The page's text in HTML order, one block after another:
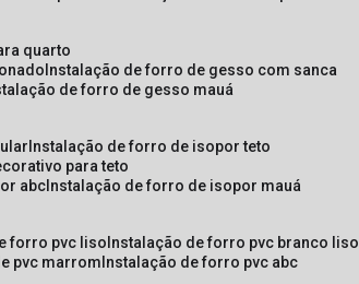
quarto
instalação de forro de gesso com sanca
de forro de gesso mauá
instalação de forro de isopor teto
para teto
abc instalação de forro de isopor mauá
forro pvc liso instalação de forro pvc branco liso
pvc marrom instalação de forro pvc abc